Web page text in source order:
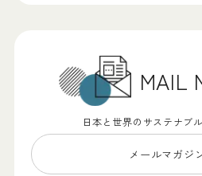
MAIL
日本と世界のサステナブ
メールマガジ